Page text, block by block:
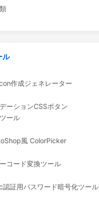
ル
作成ジェネレーター
ーションCSSボタン
ール
風 ColorPicker
コード変換ツール
認証用パスワード暗号化ツール